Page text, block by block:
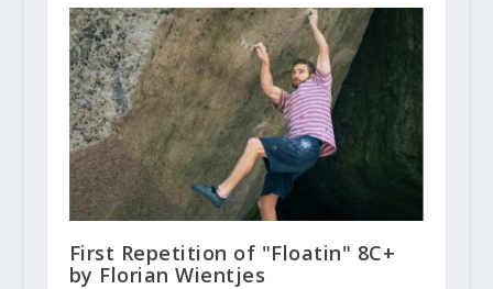
First Repetition of "Floatin" 8C+
by Florian Wientjes